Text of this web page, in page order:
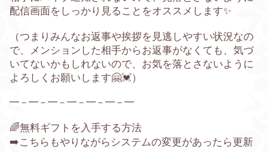
配信画面をしっかり見ることをオススメします✨
（つまりみんなお返事や挨拶を見逃しやすい状況なの
で、メンションした相手からお返事がなくても、気づ
いてないかもしれないので、お気を落とさないように
よろしくお願いします🤗💓）
━－━－━－━－━－━－━
🌈無料ギフトを入手する方法
➡️こちらもやりながらシステムの変更があったら更新